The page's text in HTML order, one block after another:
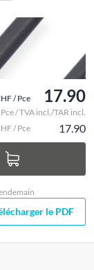
/ Pce 17.90
Pce / TVA incl./TAR incl.
/ Pce 17.90
le PDF